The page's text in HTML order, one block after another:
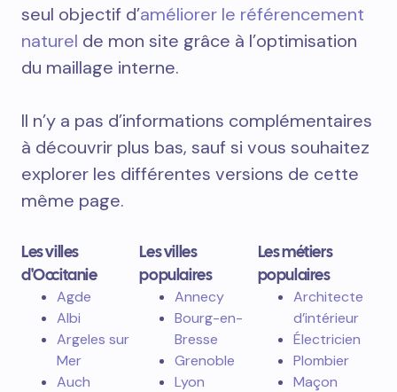
seul objectif d’améliorer le référencement
naturel de mon site grâce à l’optimisation
du maillage interne.
Il n’y a pas d’informations complémentaires
à découvrir plus bas, sauf si vous souhaitez
explorer les différentes versions de cette
même page.
Les villes
d'Occitanie
Agde
Albi
Argeles sur
Mer
Auch
Les villes
populaires
Annecy
Bourg-en-
Bresse
Grenoble
Lyon
Les métiers
populaires
Architecte
d’intérieur
Électricien
Plombier
Maçon